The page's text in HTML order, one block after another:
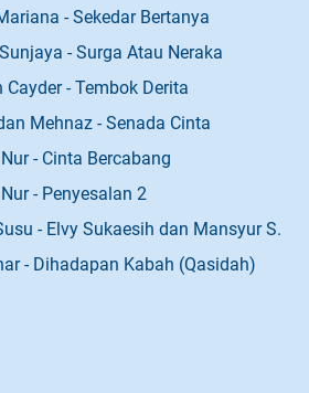
- Sekedar Bertanya
- Surga Atau Neraka
Cayder - Tembok Derita
Mehnaz - Senada Cinta
- Cinta Bercabang
- Penyesalan 2
- Elvy Sukaesih dan Mansyur S.
- Dihadapan Kabah (Qasidah)